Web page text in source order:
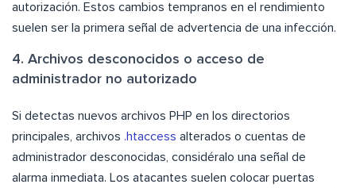
autorización. Estos cambios tempranos en el rendimiento
suelen ser la primera señal de advertencia de una infección.
4. Archivos desconocidos o acceso de
administrador no autorizado
Si detectas nuevos archivos PHP en los directorios
principales, archivos .htaccess alterados o cuentas de
administrador desconocidas, considéralo una señal de
alarma inmediata. Los atacantes suelen colocar puertas